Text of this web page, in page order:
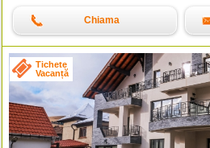
Chiama
Tichete
Vacanță